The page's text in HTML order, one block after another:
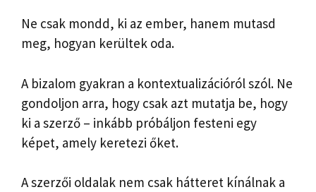
Ne csak mondd, ki az ember, hanem mutasd
meg, hogyan kerültek oda.
A bizalom gyakran a kontextualizációról szól. Ne
gondoljon arra, hogy csak azt mutatja be, hogy
ki a szerző – inkább próbáljon festeni egy
képet, amely keretezi őket.
A szerzői oldalak nem csak hátteret kínálnak a